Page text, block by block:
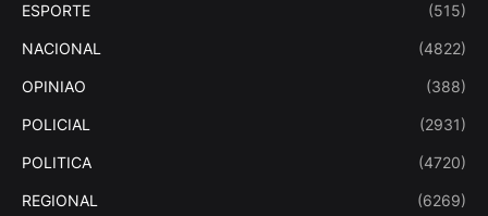
ESPORTE (515)
NACIONAL (4822)
OPINIAO (388)
POLICIAL (2931)
POLITICA (4720)
REGIONAL (6269)